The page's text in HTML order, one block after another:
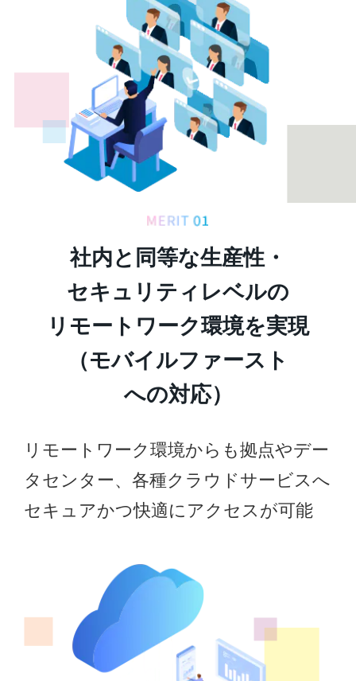
社内と同等な生産性・
セキュリティレベルの
リモートワーク環境を実現
（モバイルファースト
への対応）
リモートワーク環境からも拠点やデー
タセンター、各種クラウドサービスへ
セキュアかつ快適にアクセスが可能